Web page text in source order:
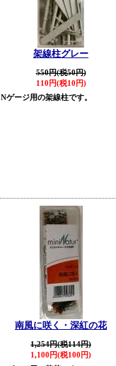
架線柱グレー
550円(税50円)
110円(税10円)
Nゲージ用の架線柱です。
南風に咲く・深紅の花
1,254円(税114円)
1,100円(税100円)